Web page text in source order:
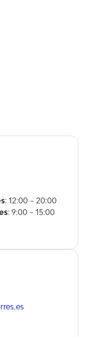
: 12:00 – 20:00
: 9:00 – 15:00